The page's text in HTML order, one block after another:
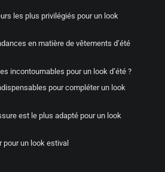
les plus privilégiés pour un look
en matière de vêtements d’été
incontournables pour un look d’été ?
pour compléter un look
est le plus adapté pour un look
pour un look estival